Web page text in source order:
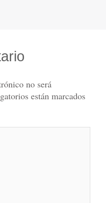
no será
están marcados